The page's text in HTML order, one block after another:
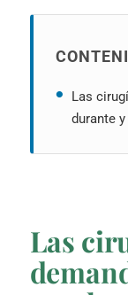
Las
durante
Las